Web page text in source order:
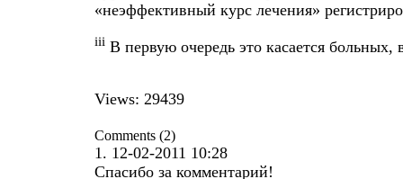
«неэффективный курс лечения»
iii В первую очередь это касается
Views: 29439
Comments (2)
1. 12-02-2011 10:28
Спасибо за комментарий!